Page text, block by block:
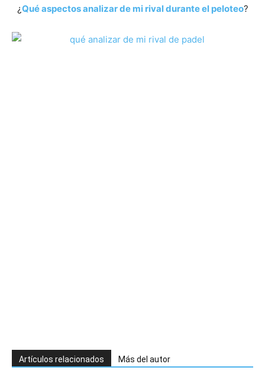
¿Qué aspectos analizar de mi rival durante el peloteo?
Artículos relacionados Más del autor